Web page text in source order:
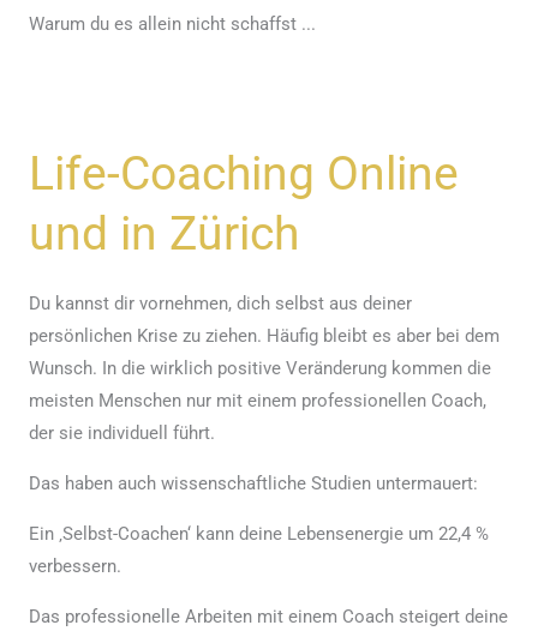
Warum du es allein nicht schaffst ...
Life-Coaching Online
und in Zürich
Du kannst dir vornehmen, dich selbst aus deiner
persönlichen Krise zu ziehen. Häufig bleibt es aber bei dem
Wunsch. In die wirklich positive Veränderung kommen die
meisten Menschen nur mit einem professionellen Coach,
der sie individuell führt.
Das haben auch wissenschaftliche Studien untermauert:
Ein ‚Selbst-Coachen‘ kann deine Lebensenergie um 22,4 %
verbessern.
Das professionelle Arbeiten mit einem Coach steigert deine